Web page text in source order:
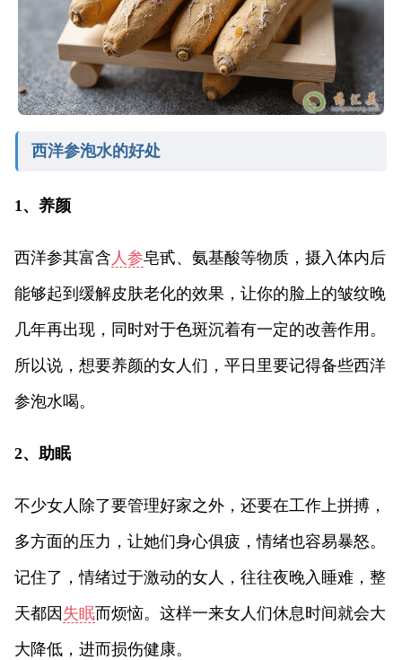
西洋参泡水的好处
1、养颜
西洋参其富含 人参皂甙、氨基酸等物质，摄入体内后
能够起到缓解皮肤老化的效果，让你的脸上的皱纹晚
几年再出现，同时对于色斑沉着有一定的改善作用。
所以说，想要养颜的女人们，平日里要记得备些西洋
参泡水喝。
2、助眠
不少女人除了要管理好家之外，还要在工作上拼搏，
多方面的压力，让她们身心俱疲，情绪也容易暴怒。
记住了，情绪过于激动的女人，往往夜晚入睡难，整
天都因 失眠而烦恼。这样一来女人们休息时间就会大
大降低，进而损伤健康。